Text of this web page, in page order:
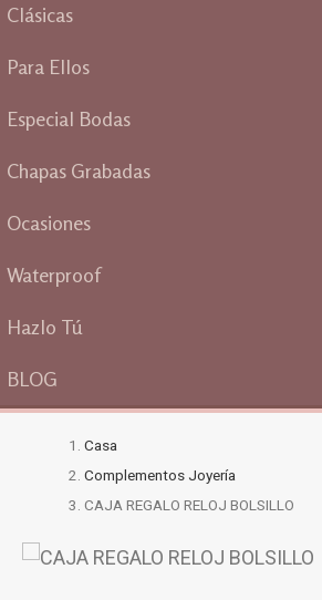
Clásicas
Para Ellos
Especial Bodas
Chapas Grabadas
Ocasiones
Waterproof
Hazlo Tú
BLOG
Casa
Complementos Joyería
CAJA REGALO RELOJ BOLSILLO